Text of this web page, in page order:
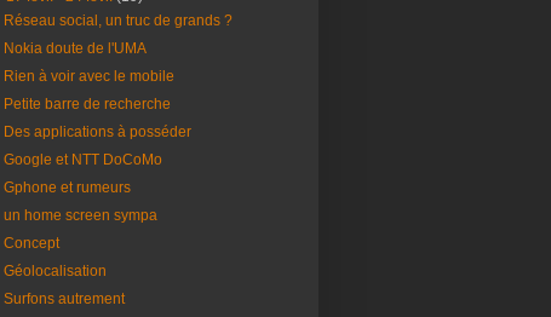
Réseau social, un truc de grands ?
Nokia doute de l'UMA
Rien à voir avec le mobile
Petite barre de recherche
Des applications à posséder
Google et NTT DoCoMo
Gphone et rumeurs
un home screen sympa
Concept
Géolocalisation
Surfons autrement